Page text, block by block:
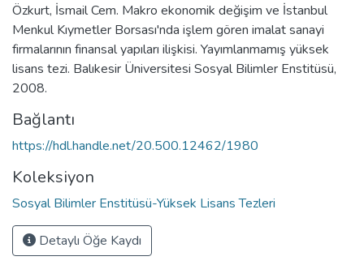
Özkurt, İsmail Cem. Makro ekonomik değişim ve İstanbul
Menkul Kıymetler Borsası'nda işlem gören imalat sanayi
firmalarının finansal yapıları ilişkisi. Yayımlanmamış yüksek
lisans tezi. Balıkesir Üniversitesi Sosyal Bilimler Enstitüsü,
2008.
Bağlantı
https://hdl.handle.net/20.500.12462/1980
Koleksiyon
Sosyal Bilimler Enstitüsü-Yüksek Lisans Tezleri
Detaylı Öğe Kaydı